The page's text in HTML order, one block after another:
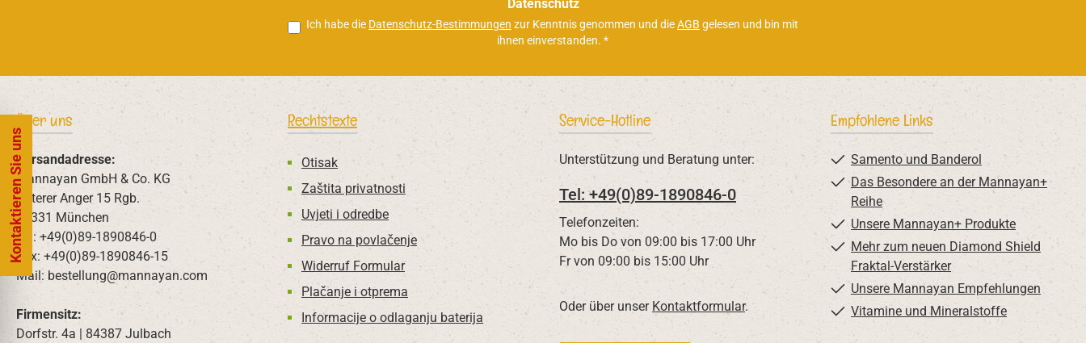
Datenschutz
Ich habe die Datenschutz-Bestimmungen zur Kenntnis genommen und dieAGB gelesen und bin mit
ihnen einverstanden. *
Über uns
Versandadresse:
Mannayan GmbH & Co. KG
Unterer Anger 15 Rgb.
80331 München
Tel: +49(0)89-1890846-0
Fax: +49(0)89-1890846-15
Mail: bestellung@mannayan.com
Firmensitz:
Dorfstr. 4a | 84387 Julbach
Rechtstexte
Otisak
Zaštita privatnosti
Uvjeti i odredbe
Pravo na povlačenje
Widerruf Formular
Plačanje i otprema
Informacije o odlaganju baterija
Service-Hotline
Unterstützung und Beratung unter:
Tel: +49(0)89-1890846-0
Telefonzeiten:
Mo bis Do von 09:00 bis 17:00 Uhr
Fr von 09:00 bis 15:00 Uhr
Oder über unser Kontaktformular.
Empfohlene Links
Samento und Banderol
Das Besondere an der Mannayan+
Reihe
Unsere Mannayan+ Produkte
Mehr zum neuen Diamond Shield
Fraktal-Verstärker
Unsere Mannayan Empfehlungen
Vitamine und Mineralstoffe
Kontaktieren Sie uns